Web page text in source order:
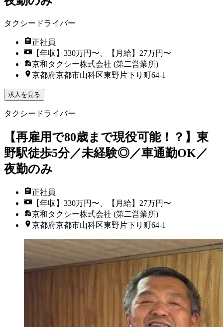
タクシードライバー
正社員
【年収】330万円〜、【月給】27万円〜
京和タクシー株式会社 (第二営業所)
京都府京都市山科区東野片下り町64-1
求人を見る
タクシードライバー
【再雇用で80歳まで現役可能！？】東
野駅徒歩5分／未経験◎／車通勤OK／
夜勤のみ
正社員
【年収】330万円〜、【月給】27万円〜
京和タクシー株式会社 (第二営業所)
京都府京都市山科区東野片下り町64-1